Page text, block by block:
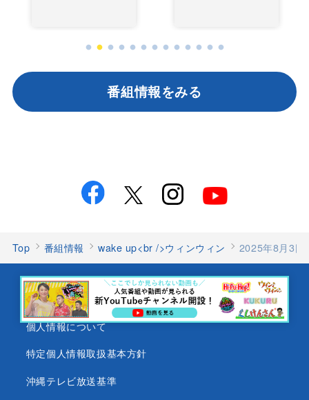
番組情報をみる
Top 番組情報 wake up<br />ウィンウィン 2025年8月3
会社情報
個人情報について
特定個人情報取扱基本方針
沖縄テレビ放送基準